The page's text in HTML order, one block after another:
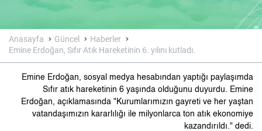
Anasayfa Güncel
Haberler
Emine Erdoğan, Sıfır Atık Hareketinin 6. yılını kutladı.
Emine Erdoğan, sosyal medya hesabından yaptığı paylaşımda
Sıfır atık hareketinin 6 yaşında olduğunu duyurdu. Emine
Erdoğan, açıklamasında "Kurumlarımızın gayreti ve her yaştan
vatandaşımızın kararlılığı ile milyonlarca ton atık ekonomiye
kazandırıldı." dedi.